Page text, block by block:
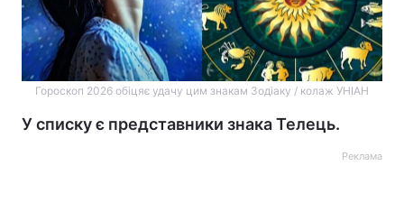
Гороскоп 2026 обіцяє удачу цим знакам Зодіаку / колаж УНІАН
У списку є представники знака Телець.
Реклама